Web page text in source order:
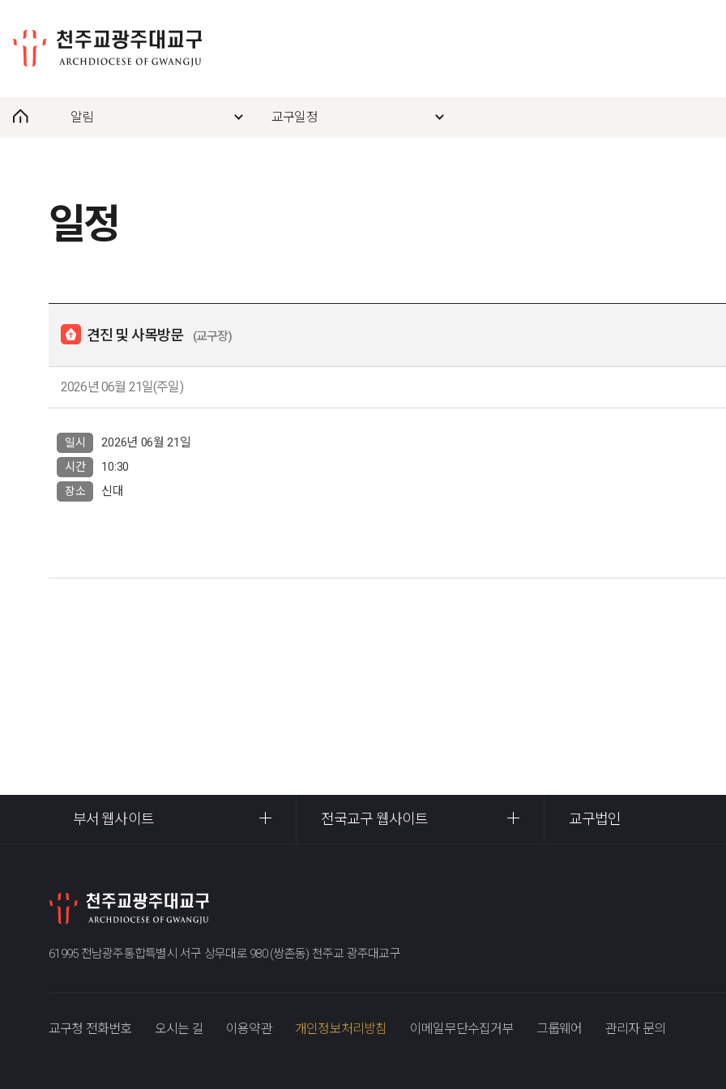
알림 교구일정
일정
견진 및 사목방문 (교구장)
2026년 06월 21일(주일)
일시 2026년 06월 21일
시간 10:30
장소 신대
부서 웹사이트 전국교구 웹사이트 교구법인
61995 전남광주통합특별시 서구 상무대로 980 (쌍촌동) 천주교 광주대교구
교구청 전화번호 오시는 길 이용약관 개인정보처리방침 이메일무단수집거부 그룹웨어 관리자 문의